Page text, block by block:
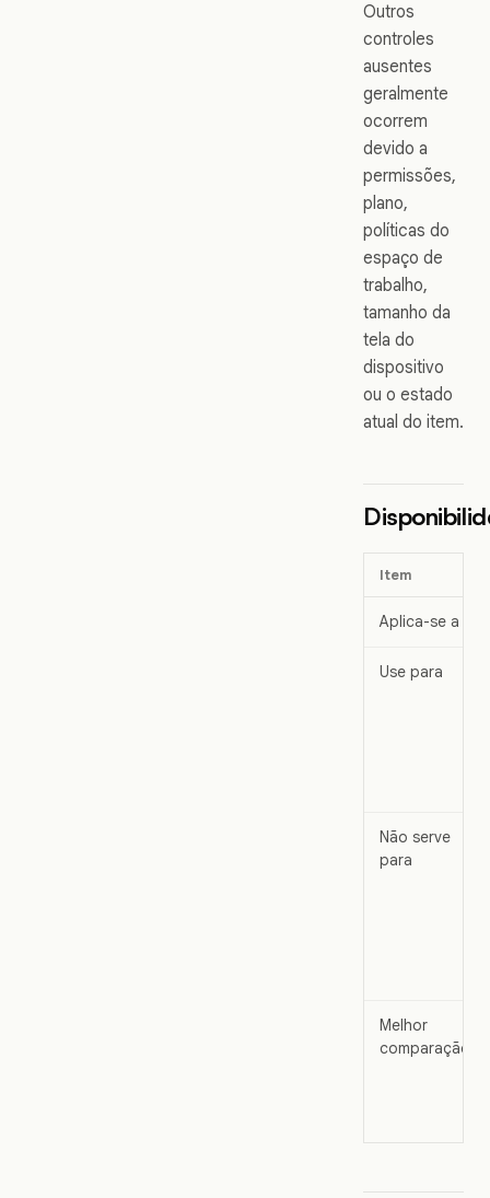
Outros
controles
ausentes
geralmente
ocorrem
devido a
permissões,
plano,
políticas do
espaço de
trabalho,
tamanho da
tela do
dispositivo
ou o estado
atual do item.
Item
Aplica-se a
Use para
Não serve
para
Melhor
comparação